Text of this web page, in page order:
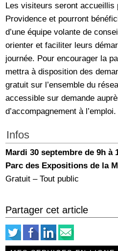
Les visiteurs seront
Providence et pourront
d’une équipe volante de
orienter et faciliter leurs
journée. Pour encourager la
mettra à disposition des
gratuit sur l’ensemble du
accessible sur demande
d’accompagnement à l’emploi.
Infos
Mardi 30 septembre de 9h à
Parc des Expositions de la
Gratuit – Tout public
Partager cet article